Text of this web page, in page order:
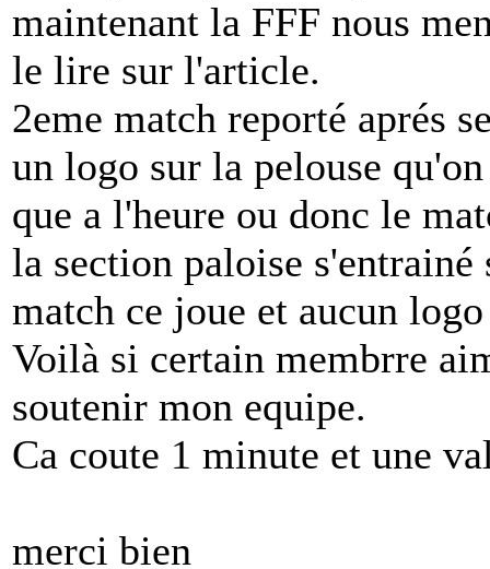
maintenant la FFF nous
le lire sur l'article.
2eme match reporté aprés
un logo sur la pelouse
que a l'heure ou donc le
la section paloise
match ce joue et aucun
Voilà si certain membrre
soutenir mon equipe.
Ca coute 1 minute et une
merci bien